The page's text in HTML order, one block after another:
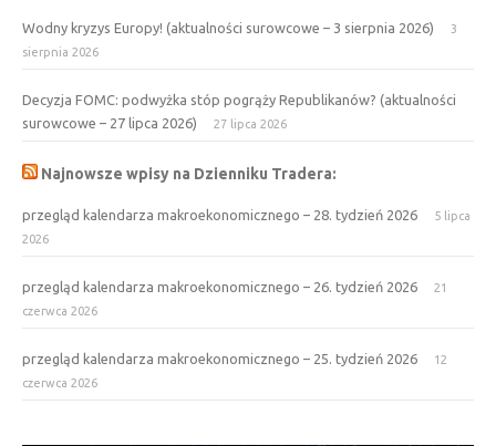
Wodny kryzys Europy! (aktualności surowcowe – 3 sierpnia 2026)
3
sierpnia 2026
Decyzja FOMC: podwyżka stóp pogrąży Republikanów? (aktualności
surowcowe – 27 lipca 2026)
27 lipca 2026
Najnowsze wpisy na Dzienniku Tradera:
przegląd kalendarza makroekonomicznego – 28. tydzień 2026
5 lipca
2026
przegląd kalendarza makroekonomicznego – 26. tydzień 2026
21
czerwca 2026
przegląd kalendarza makroekonomicznego – 25. tydzień 2026
12
czerwca 2026